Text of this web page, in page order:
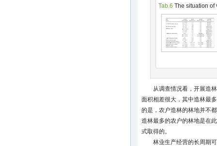
Tab.6 The situation of
从调查情况看，开展造
面积相差很大，其中造林最
的是，农户造林的林地并不
造林最多的农户的林地是在
式取得的。
林业生产经营的长周期